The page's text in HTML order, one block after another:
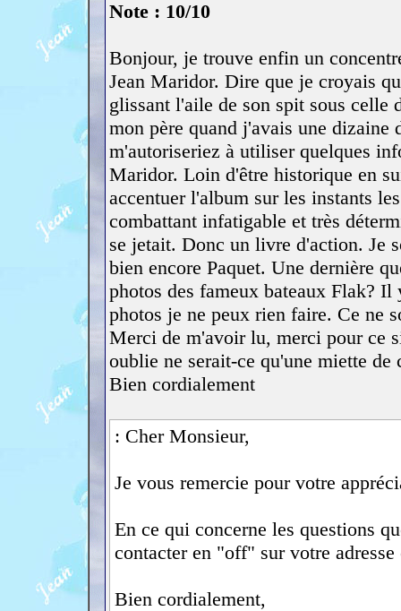
Note : 10/10
Bonjour, je trouve enfin un
Jean Maridor. Dire que je croyais
glissant l'aile de son spit sous celle
mon père quand j'avais une dizaine
m'autoriseriez à utiliser quelques
Maridor. Loin d'être historique en
accentuer l'album sur les instants
combattant infatigable et très
se jetait. Donc un livre d'action. Je
bien encore Paquet. Une dernière
photos des fameux bateaux Flak? Il
photos je ne peux rien faire. Ce ne
Merci de m'avoir lu, merci pour ce
oublie ne serait-ce qu'une miette de
Bien cordialement
: Cher Monsieur,
Je vous remercie pour votre
En ce qui concerne les questions
contacter en "off" sur votre
Bien cordialement,